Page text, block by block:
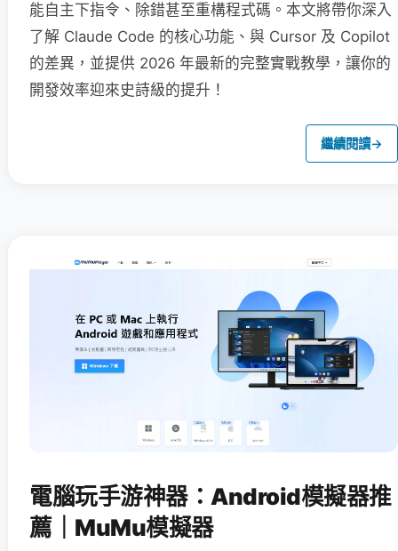
能自主下指令、除錯甚至重構程式碼。本文將帶你深入
了解 Claude Code 的核心功能、與 Cursor 及 Copilot
的差異，並提供 2026 年最新的完整實戰教學，讓你的
開發效率迎來史詩級的提升！
繼續閱讀→
電腦玩手游神器：Android模擬器推
薦｜MuMu模擬器